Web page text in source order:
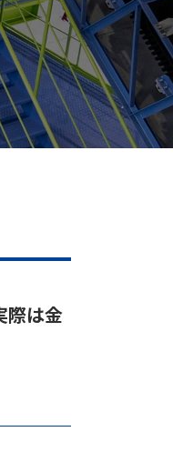
際は金